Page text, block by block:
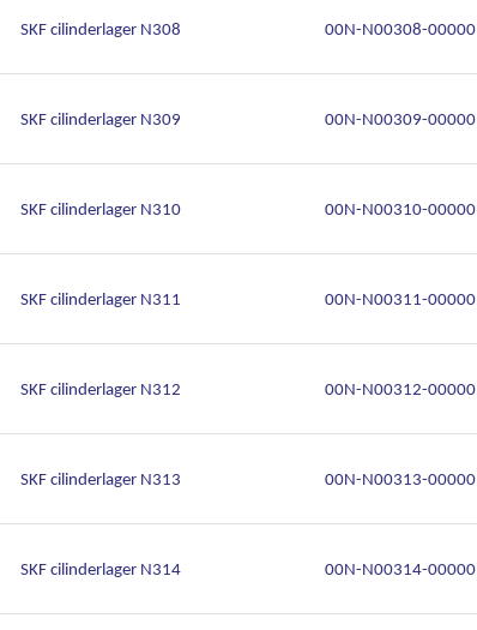
SKF cilinderlager N308 00N-N00308-00000
SKF cilinderlager N309 00N-N00309-00000
SKF cilinderlager N310 00N-N00310-00000
SKF cilinderlager N311 00N-N00311-00000
SKF cilinderlager N312 00N-N00312-00000
SKF cilinderlager N313 00N-N00313-00000
SKF cilinderlager N314 00N-N00314-00000